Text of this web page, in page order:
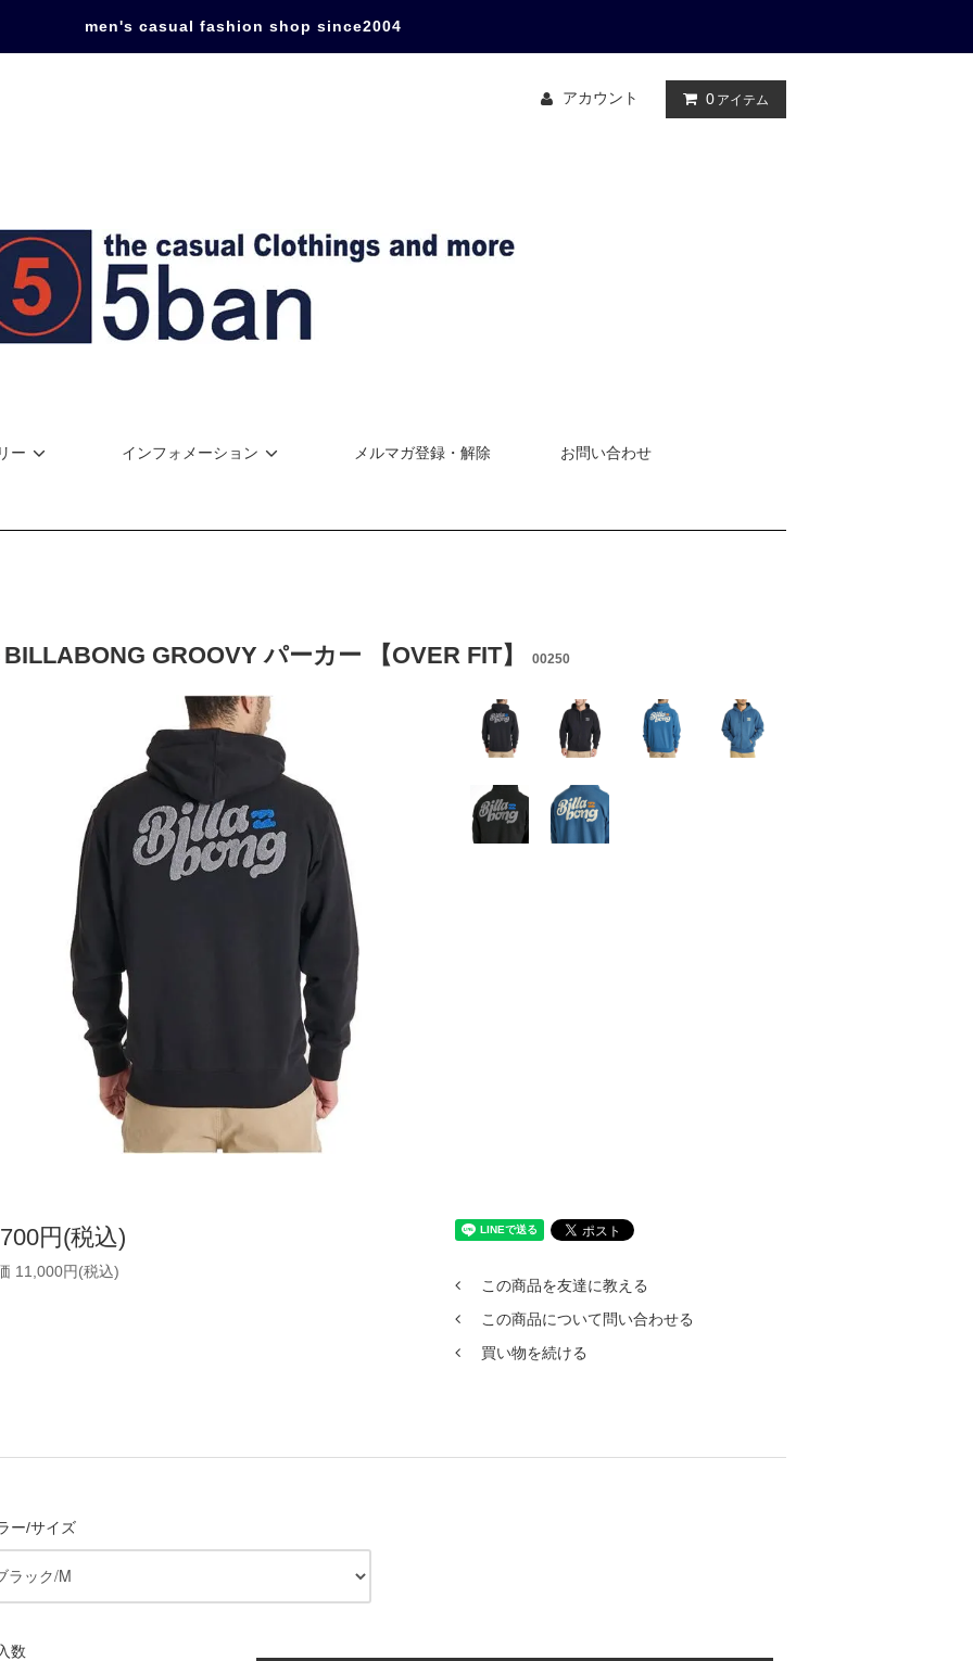
men's casual fashion shop since2004
アカウント 0 アイテム
ー インフォメーション メルマガ登録・解除 お問い合わせ
BILLABONG GROOVY パーカー 【OVER FIT】 00250
円(税込)
11,000円(税込)
この商品を友達に教える
この商品について問い合わせる
買い物を続ける
ー/サイズ
数